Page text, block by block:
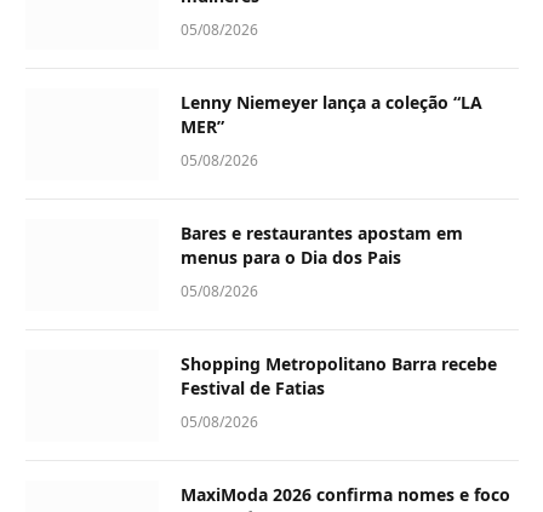
05/08/2026
Lenny Niemeyer lança a coleção “LA
MER”
05/08/2026
Bares e restaurantes apostam em
menus para o Dia dos Pais
05/08/2026
Shopping Metropolitano Barra recebe
Festival de Fatias
05/08/2026
MaxiModa 2026 confirma nomes e foco